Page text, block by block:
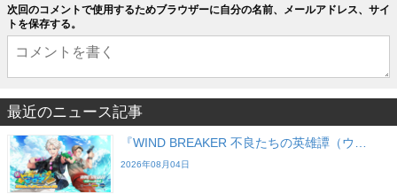
次回のコメントで使用するためブラウザーに自分の名前、メールアドレス、サイ
トを保存する。
最近のニュース記事
『WIND BREAKER 不良たちの英雄譚（ウ…
2026年08月04日